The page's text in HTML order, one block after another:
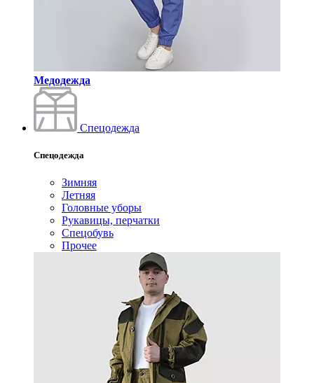
Медодежда
Спецодежда
Спецодежда
Зимняя
Летняя
Головные уборы
Рукавицы, перчатки
Спецобувь
Прочее